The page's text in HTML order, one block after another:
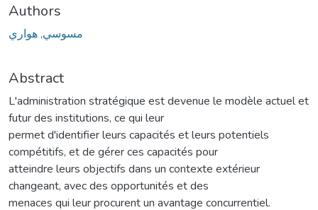
Authors
مسوسي, هواري
Abstract
L'administration stratégique est devenue le modèle actuel et
futur des institutions, ce qui leur
permet d'identifier leurs capacités et leurs potentiels
compétitifs, et de gérer ces capacités pour
atteindre leurs objectifs dans un contexte extérieur
changeant, avec des opportunités et des
menaces qui leur procurent un avantage concurrentiel.